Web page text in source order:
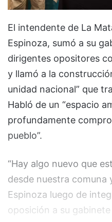
El intendente de La
Espinoza, sumó a su
dirigentes opositores
y llamó a la
unidad nacional” que
Habló de un “espacio
profundamente
pueblo”.
“Hay algo nuevo que
desde nuestra comuna
Espinoza luego de
oposición a su